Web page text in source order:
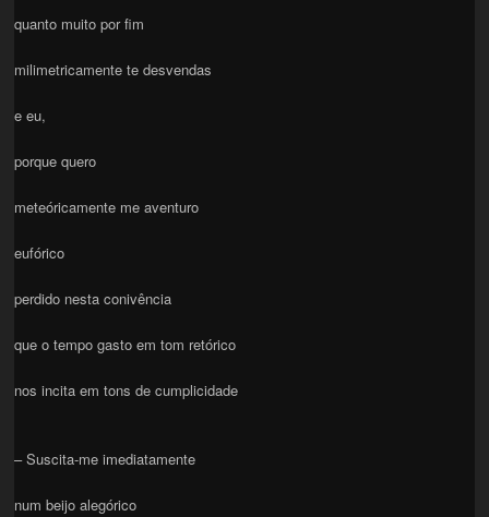
quanto muito por fim
milimetricamente te desvendas
e eu,
porque quero
meteóricamente me aventuro
eufórico
perdido nesta conivência
que o tempo gasto em tom retórico
nos incita em tons de cumplicidade
– Suscita-me imediatamente
num beijo alegórico